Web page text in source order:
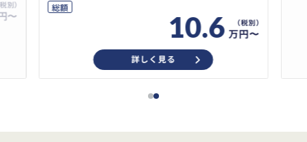
〜
総額
10.6 万円〜
詳しく見る